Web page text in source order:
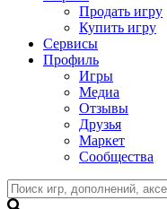
Продать игру
Купить игру
Сервисы
Профиль
Игры
Медиа
Отзывы
Друзья
Маркет
Сообщества